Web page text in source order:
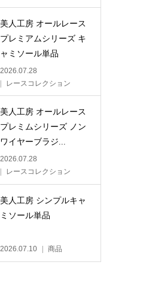
美人工房 オールレース
プレミアムシリーズ キ
ャミソール単品
2026.07.28
レースコレクション
美人工房 オールレース
プレミムシリーズ ノン
ワイヤーブラジ...
2026.07.28
レースコレクション
美人工房 シンプルキャ
ミソール単品
2026.07.10 商品